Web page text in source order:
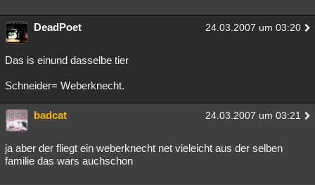
DeadPoet 24.03.2007 um 03:20
Das is einund dasselbe tier
Schneider= Weberknecht.
badcat 24.03.2007 um 03:21
ja aber der fliegt ein weberknecht net vieleicht aus der selben
familie das wars auchschon